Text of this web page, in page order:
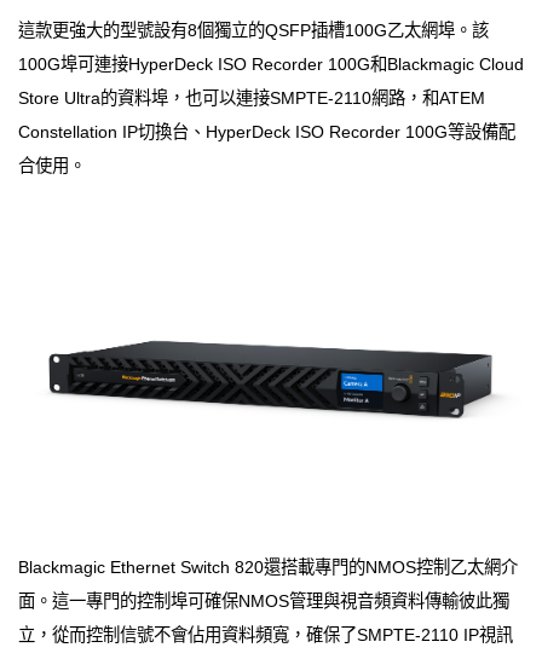
這款更強大的型號設有8個獨立的QSFP插槽100G乙太網埠。該
100G埠可連接HyperDeck ISO Recorder 100G和Blackmagic Cloud
Store Ultra的資料埠，也可以連接SMPTE-2110網路，和ATEM
Constellation IP切換台、HyperDeck ISO Recorder 100G等設備配
合使用。
Blackmagic Ethernet Switch 820還搭載專門的NMOS控制乙太網介
面。這一專門的控制埠可確保NMOS管理與視音頻資料傳輸彼此獨
立，從而控制信號不會佔用資料頻寬，確保了SMPTE-2110 IP視訊